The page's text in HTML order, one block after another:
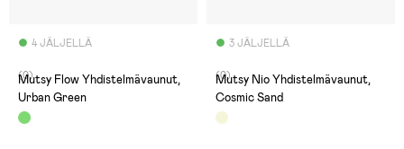
4 JÄLJELLÄ
(0)
Mutsy Flow Yhdistelmävaunut,
Urban Green
3 JÄLJELLÄ
(0)
Mutsy Nio Yhdistelmävaunut,
Cosmic Sand